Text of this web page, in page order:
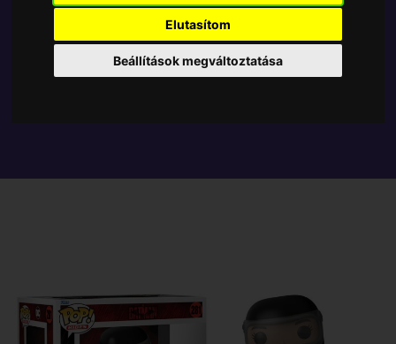
Elutasítom
Beállítások megváltoztatása
Tetszik? Osszd meg másokkal!